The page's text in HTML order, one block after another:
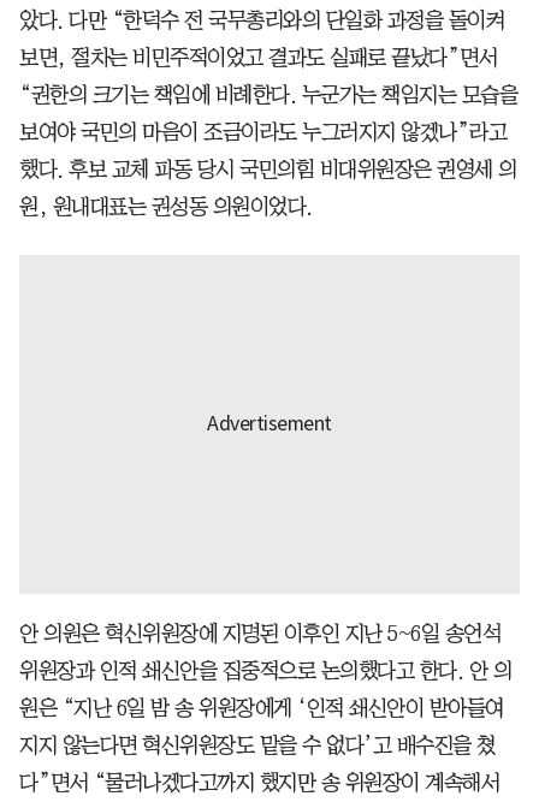
았다. 다만 “한덕수 전 국무총리와의 단일화 과정을 돌이켜
보면, 절차는 비민주적이었고 결과도 실패로 끝났다”면서
“권한의 크기는 책임에 비례한다. 누군가는 책임지는 모습을
보여야 국민의 마음이 조금이라도 누그러지지 않겠나”라고
했다. 후보 교체 파동 당시 국민의힘 비대위원장은 권영세 의
원, 원내대표는 권성동 의원이었다.
안 의원은 혁신위원장에 지명된 이후인 지난 5~6일 송언석
위원장과 인적 쇄신안을 집중적으로 논의했다고 한다. 안 의
원은 “지난 6일 밤 송 위원장에게 ‘인적 쇄신안이 받아들여
지지 않는다면 혁신위원장도 맡을 수 없다’고 배수진을 쳤
다”면서 “물러나겠다고까지 했지만 송 위원장이 계속해서